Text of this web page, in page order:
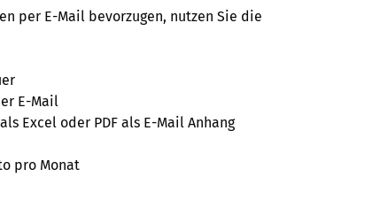
per E-Mail bevorzugen, nutzen Sie die
E-Mail
Excel oder PDF als E-Mail Anhang
pro Monat